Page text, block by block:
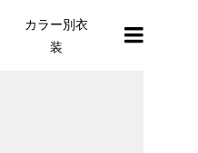
カラー別衣
装